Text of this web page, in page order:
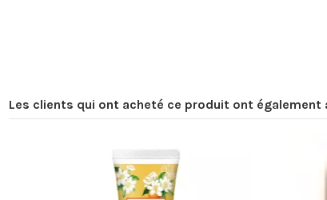
Les clients qui ont acheté ce produit ont également